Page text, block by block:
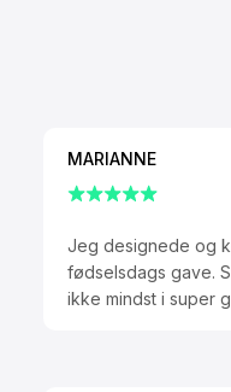
MARIANNE
Jeg designede og
fødselsdags gave.
ikke mindst i super